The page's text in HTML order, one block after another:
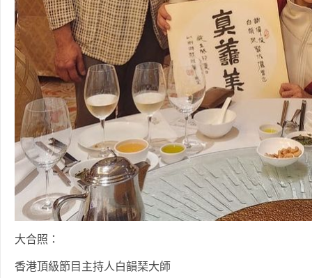
大合照：
香港頂級節目主持人白韻琹大師